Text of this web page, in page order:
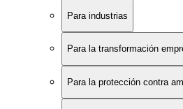
Para industrias
Para la transformación
Para la protección contra